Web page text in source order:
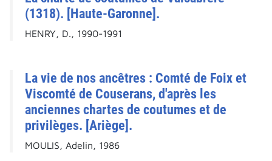
(1318). [Haute-Garonne].
HENRY, D., 1990-1991
La vie de nos ancêtres : Comté de Foix et
Viscomté de Couserans, d'après les
anciennes chartes de coutumes et de
privilèges. [Ariège].
MOULIS, Adelin, 1986